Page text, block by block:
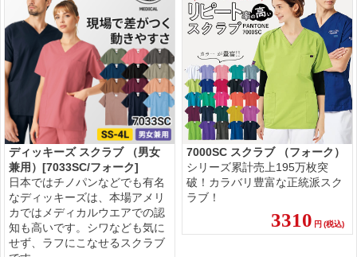
ディッキーズ スクラブ （男女
兼用）[7033SC/フォーク]
日本ではチノパンなどでも有名
なディッキーズは、本場アメリ
カではメディカルウエアでの認
知も高いです。シワなども気に
せず、ラフにこなせるスクラブ
7000SC スクラブ （フォーク）
シリーズ累計売上195万枚突
破！カラバリ豊富な正統派スク
ラブ！
3310 円 (税込)